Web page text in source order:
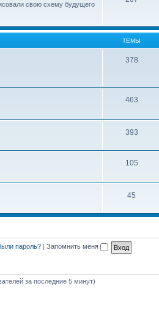
свою схему будущего
ТЕМЫ
378
463
393
105
45
пароль? Запомнить меня
за последние 5 минут)